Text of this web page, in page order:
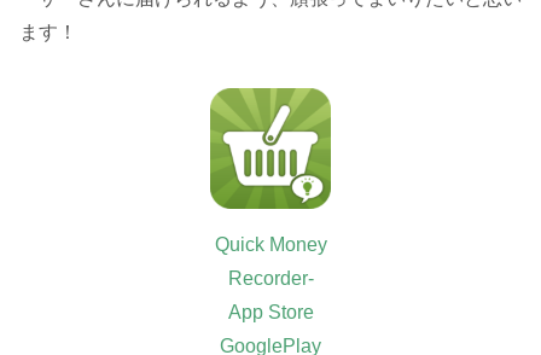
ます！
Quick Money
Recorder-
App Store
GooglePlay